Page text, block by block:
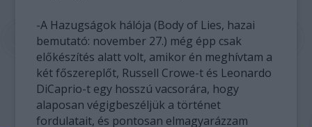
-A Hazugságok hálója (Body of Lies, hazai
bemutató: november 27.) még épp csak
előkészítés alatt volt, amikor én meghívtam a
két főszereplőt, Russell Crowe-t és Leonardo
DiCaprio-t egy hosszú vacsorára, hogy
alaposan végigbeszéljük a történet
fordulatait, és pontosan elmagyarázzam